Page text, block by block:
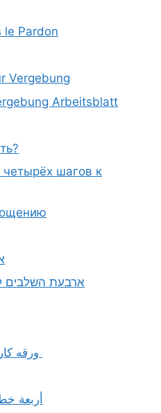
le Pardon
Vergebung
Arbeitsblatt
шагов к
ארבעת השלבים
أربعة